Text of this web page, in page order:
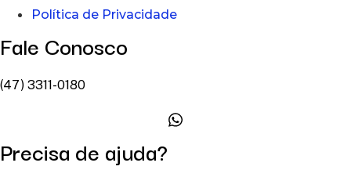
Política de Privacidade
Fale Conosco
(47) 3311-0180
Precisa de ajuda?